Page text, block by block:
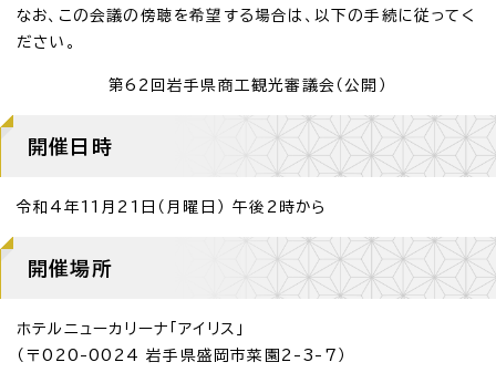
なお、この会議の傍聴を希望する場合は、以下の手続に従ってく
ださい。
第62回岩手県商工観光審議会（公開）
開催日時
令和4年11月21日（月曜日） 午後2時から
開催場所
ホテルニューカリーナ「アイリス」
（〒020-0024 岩手県盛岡市菜園2-3-7）